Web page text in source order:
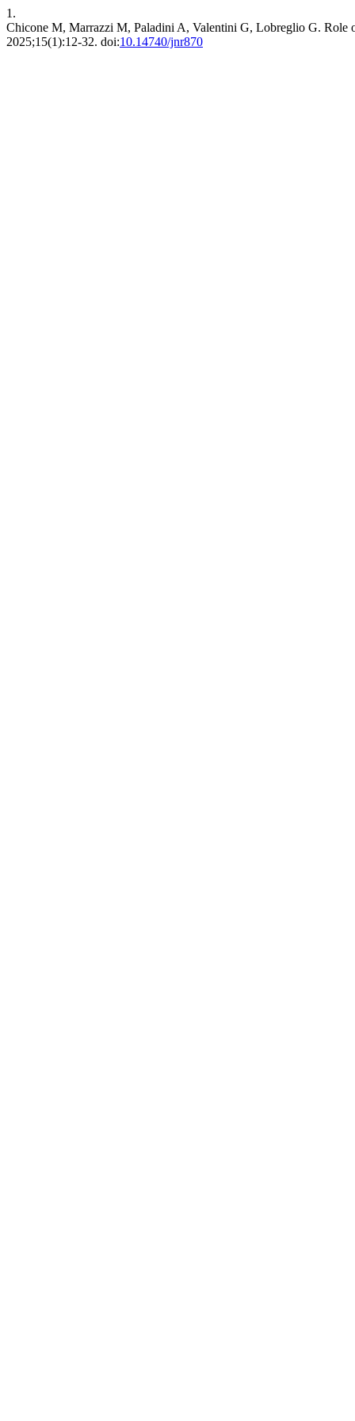
1.
Chicone M, Marrazzi M, Paladini A, Valentini G, Lobreglio G. Role
2025;15(1):12-32. doi:10.14740/jnr870